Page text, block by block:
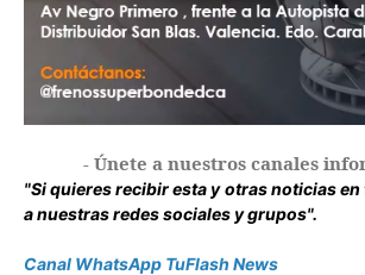
- Únete a nuestros canales
"Si quieres recibir esta y otras noticias
a nuestras redes sociales y grupos".
Canal WhatsApp TuFlash News